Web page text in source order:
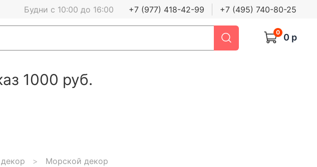
Будни с 10:00 до 16:00 +7 (977) 418-42-99 +7 (495) 740-80-25
0 0 р
1000 руб.
Морской декор